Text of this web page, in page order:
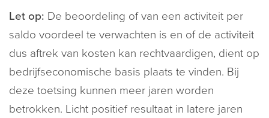
Let op: De beoordeling of van een activiteit per
saldo voordeel te verwachten is en of de activiteit
dus aftrek van kosten kan rechtvaardigen, dient op
bedrijfseconomische basis plaats te vinden. Bij
deze toetsing kunnen meer jaren worden
betrokken. Licht positief resultaat in latere jaren